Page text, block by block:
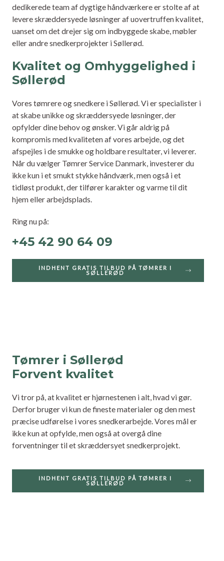
dedikerede team af dygtige håndværkere er stolte af at
levere skræddersyede løsninger af uovertruffen kvalitet,
uanset om det drejer sig om indbyggede skabe, møbler
eller andre snedkerprojekter i Søllerød.
Kvalitet og Omhyggelighed i
Søllerød
Vores tømrere og snedkere i Søllerød. Vi er specialister i
at skabe unikke og skræddersyede løsninger, der
opfylder dine behov og ønsker. Vi går aldrig på
kompromis med kvaliteten af vores arbejde, og det
afspejles i de smukke og holdbare resultater, vi leverer.
Når du vælger Tømrer Service Danmark, investerer du
ikke kun i et smukt stykke håndværk, men også i et
tidløst produkt, der tilfører karakter og varme til dit
hjem eller arbejdsplads.
Ring nu på:
+45 42 90 64 09
INDHENT GRATIS TILBUD PÅ TØMRER I
SØLLERØD
Tømrer i Søllerød
Forvent kvalitet
Vi tror på, at kvalitet er hjørnestenen i alt, hvad vi gør.
Derfor bruger vi kun de fineste materialer og den mest
præcise udførelse i vores snedkerarbejde. Vores mål er
ikke kun at opfylde, men også at overgå dine
forventninger til et skræddersyet snedkerprojekt.
INDHENT GRATIS TILBUD PÅ TØMRER I
SØLLERØD